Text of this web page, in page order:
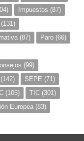
Impuestos (87)
(131)
(87) Paro (66)
(99)
(142) SEPE (71)
(105) TIC (301)
Europea (83)